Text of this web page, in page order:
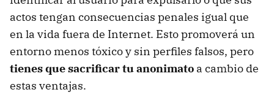
actos tengan consecuencias penales igual que
en la vida fuera de Internet. Esto promoverá un
entorno menos tóxico y sin perfiles falsos, pero
tienes que sacrificar tu anonimato a cambio de
estas ventajas.